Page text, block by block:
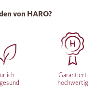
von HARO?
Garantiert
hochwertig